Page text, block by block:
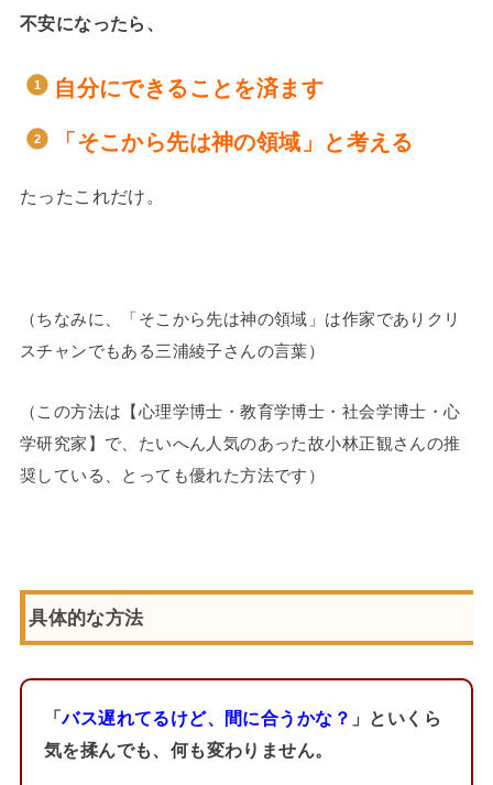
不安になったら、
自分にできることを済ます
「そこから先は神の領域」と考える
たったこれだけ。
（ちなみに、「そこから先は神の領域」は作家でありクリ
スチャンでもある三浦綾子さんの言葉）
（この方法は【心理学博士・教育学博士・社会学博士・心
学研究家】で、たいへん人気のあった故小林正観さんの推
奨している、とっても優れた方法です）
具体的な方法
「バス遅れてるけど、間に合うかな？ 」といくら
気を揉んでも、何も変わりません。